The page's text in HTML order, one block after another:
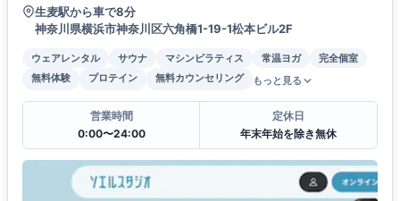
生麦駅から車で8分
神奈川県横浜市神奈川区六角橋1-19-1松本ビル2F
ウェアレンタル サウナ マシンピラティス 常温ヨガ
完全個室
無料体験
プロテイン 無料カウンセリング もっと見る
営業時間
0:00〜24:00
定休日
年末年始を除き無休